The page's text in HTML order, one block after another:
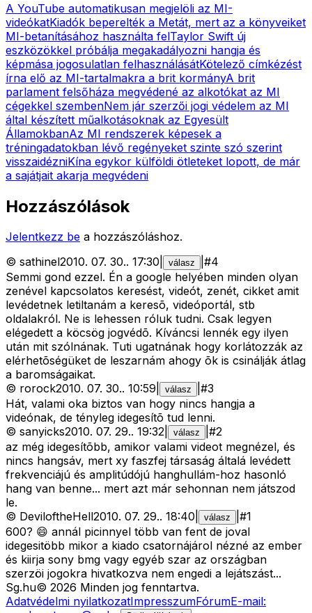
A YouTube automatikusan megjelöli az MI-
videókatKiadók beperelték a Metát, mert az a könyveiket
MI-betanításához használta felTaylor Swift új
eszközökkel próbálja megakadályozni hangja és
képmása jogosulatlan felhasználásátKötelező címkézést
írna elő az MI-tartalmakra a brit kormányA brit
parlament felsőháza megvédené az alkotókat az MI
cégekkel szembenNem jár szerzői jogi védelem az MI
által készített műalkotásoknak az Egyesült
ÁllamokbanAz MI rendszerek képesek a
tréningadatokban lévő regényeket szinte szó szerint
visszaidézniKína egykor külföldi ötleteket lopott, de már
a sajátjait akarja megvédeni
Hozzászólások
Jelentkezz be a hozzászóláshoz.
© sathinel2010. 07. 30.. 17:30 válasz #4
Semmi gond ezzel. Én a google helyében minden olyan
zenével kapcsolatos keresést, videót, zenét, cikket amit
levédetnek letiltanám a keresõ, videóportál, stb
oldalakról. Ne is lehessen róluk tudni. Csak legyen
elégedett a köcsög jogvédõ. Kíváncsi lennék egy ilyen
után mit szólnának. Tuti ugatnának hogy korlátozzák az
elérhetõségüket de leszarnám ahogy õk is csinálják átlag
a baromságaikat.
© rorock2010. 07. 30.. 10:59 válasz #3
Hát, valami oka biztos van hogy nincs hangja a
videónak, de tényleg idegesítõ tud lenni.
© sanyicks2010. 07. 29.. 19:32 válasz #2
az még idegesítõbb, amikor valami videot megnézel, és
nincs hangsáv, mert xy faszfej társaság általá levédett
frekvenciájú és amplitúdójú hanghullám-hoz hasonló
hang van benne... mert azt már sehonnan nem játszod
le.
© DeviloftheHell2010. 07. 29.. 18:40 válasz #1
600? 😄 annál picinnyel több van fent de joval
idegesitöbb mikor a kiado csatornájárol nézné az ember
és kiirja sony bmg vagy egyéb szar az országban
szerzöi jogokra hivatkozva nem engedi a lejátszást...
Sg.hu© 2026 Minden jog fenntartva.
Adatvédelmi nyilatkozatImpresszumFórumE-mail: